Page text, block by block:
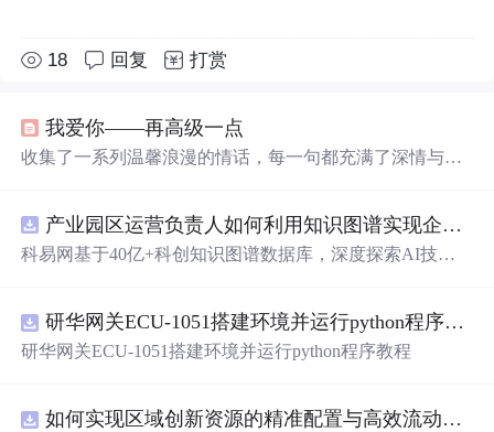
18 回复 打赏
我爱你——再高级一点
收集了一系列温馨浪漫的情话，每一句都充满了深情与爱
产业园区运营负责人如何利用知识图谱实现企业精准对接与协同？.docx
科易网基于40亿+科创知识图谱数据库，深度探索AI技术
新领域的AI+数智化解决方案，推动科技创新与产业创新
智能化发展。
研华网关ECU-1051搭建环境并运行python程序教程
研华网关ECU-1051搭建环境并运行python程序教程
如何实现区域创新资源的精准配置与高效流动？.docx